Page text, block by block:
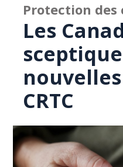
Protection des
Les
CRTC